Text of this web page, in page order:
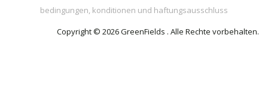
bedingungen, konditionen und haftungsausschluss
Copyright © 2026 GreenFields . Alle Rechte vorbehalten.